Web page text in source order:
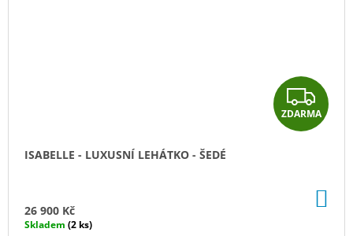
Z
D
M
ZDARMA
ISABELLE - LUXUSNÍ LEHÁTKO - ŠEDÉ
26 900 Kč
Skladem (2 ks)